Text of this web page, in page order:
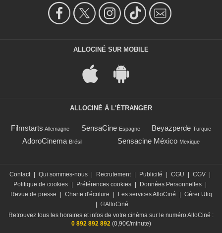
ALLOCINÉ SUR MOBILE
ALLOCINÉ À L'ÉTRANGER
Filmstarts Allemagne SensaCine Espagne Beyazperde Turquie
AdoroCinema Brésil Sensacine México Mexique
Contact Qui sommes-nous Recrutement Publicité CGU CGV
Politique de cookies
Préférences cookies Données Personnelles
Revue de presse
Charte d'écriture Les services AlloCiné
Gérer Utiq
©AlloCiné
Retrouvez tous les horaires et infos de votre cinéma sur le numéro AlloCiné :
0 892 892 892(0,90€/minute)